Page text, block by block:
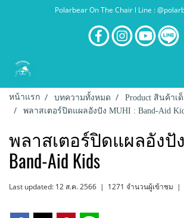
Polarbear On The Chair l Line :
หน้าแรก บทความทั้งหมด
Product สินค้าเ
พลาสเตอร์ปิดแผลอังปัง MUHI : Band-Aid
พลาสเตอร์ปิดแผลอังปัง
Band-Aid Kids
Last updated: 12 ส.ค. 2566 | 1271 จำนวนผู้เข้าชม |